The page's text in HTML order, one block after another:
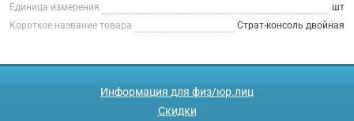
Единица измерения
шт
Короткое название товара
Страт-консоль двойная
Информация для физ/юр.лиц
Скидки